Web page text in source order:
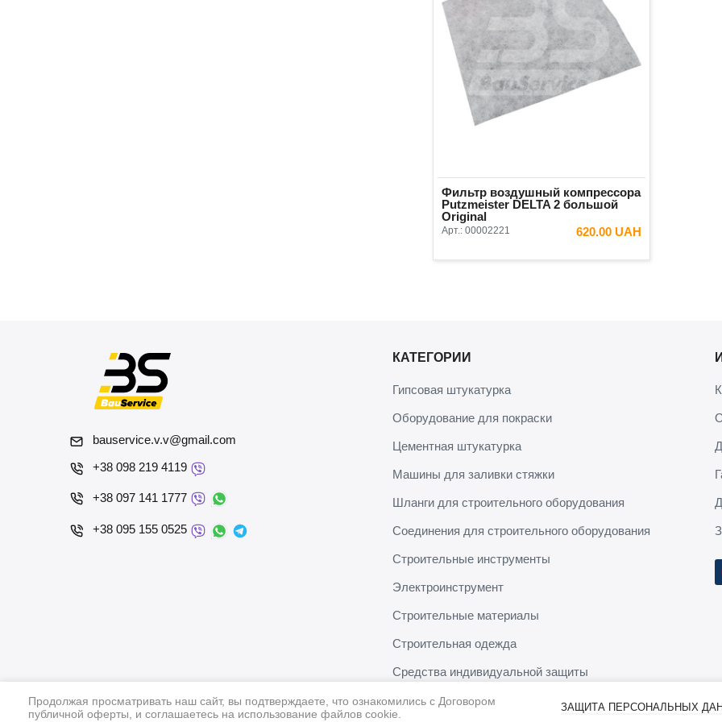
Фильтр воздушный компрессора
Putzmeister DELTA 2 большой
Original
Арт.: 00002221 620.00 UAH
В КОРЗИНУ
bauservice.v.v@gmail.com
+38 098 219 4119
+38 097 141 1777
+38 095 155 0525
КАТЕГОРИИ
Гипсовая штукатурка
Оборудование для покраски
Цементная штукатурка
Машины для заливки стяжки
Шланги для строительного оборудования
Соединения для строительного оборудования
Строительные инструменты
Электроинструмент
Строительные материалы
Строительная одежда
Средства индивидуальной защиты
Продолжая просматривать наш сайт, вы подтверждаете, что ознакомились с Договором
публичной оферты, и соглашаетесь на использование файлов cookie.
ЗАЩИТА ПЕРСОНАЛЬНЫХ